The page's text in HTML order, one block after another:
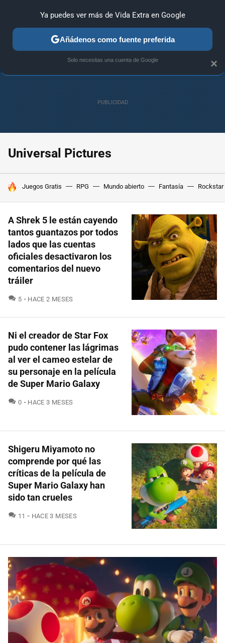
ANÁLISIS GUÍAS Y TRUCOS PC SONY NINTENDO
Universal Pictures
HOY SE HABLA DE
Juegos Gratis RPG Mundo abierto Fantasía Rockstar
A Shrek 5 le están cayendo
tantos guantazos por todos
lados que las cuentas
oficiales desactivaron los
comentarios del nuevo
tráiler
5 COMENTARIOS
HACE 2 MESES
Ni el creador de Star Fox
pudo contener las lágrimas
al ver el cameo estelar de
su personaje en la película
de Super Mario Galaxy
0 COMENTARIOS
HACE 3 MESES
Shigeru Miyamoto no
comprende por qué las
críticas de la película de
Super Mario Galaxy han
sido tan crueles
11 COMENTARIOS
HACE 3 MESES
×
Ya puedes ver más de Vida Extra en Google
Añádenos como fuente preferida
Solo necesitas una cuenta de Google